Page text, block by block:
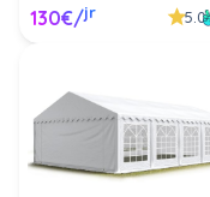
130€/jr 5.0